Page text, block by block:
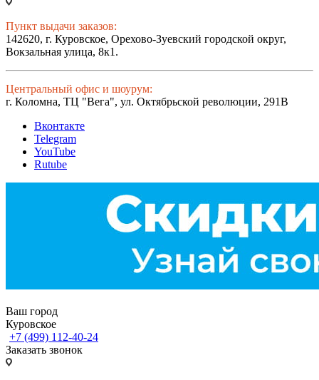
Пункт выдачи заказов:
142620, г. Куровское, Орехово-Зуевский городской округ,
Вокзальная улица, 8к1.
Центральный офис и шоурум:
г. Коломна, ТЦ "Вега", ул. Октябрьской революции, 291В
Вконтакте
Telegram
YouTube
Rutube
Ваш город
Куровское
+7 (499) 112-40-24
Заказать звонок